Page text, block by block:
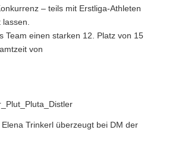
– teils mit Erstliga-Athleten
Team einen starken 12. Platz von 15
von
Trinkerl überzeugt bei DM der